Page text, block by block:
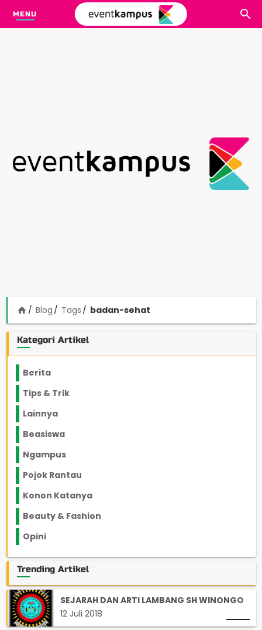
MENU
home Blog Tags badan-sehat
Kategori Artikel
Berita
Tips & Trik
Lainnya
Beasiswa
Ngampus
Pojok Rantau
Konon Katanya
Beauty & Fashion
Opini
Trending Artikel
SEJARAH DAN ARTI LAMBANG SH WINONGO
12 Juli 2018